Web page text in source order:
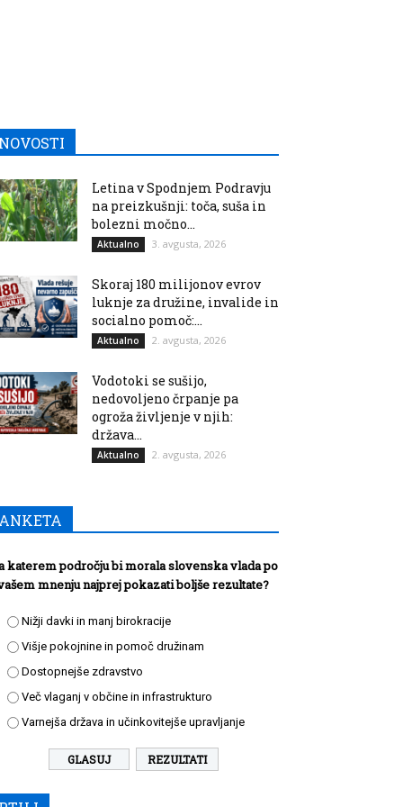
Letina v Spodnjem Podravju
na preizkušnji: toča, suša in
bolezni močno...
Aktualno 3. avgusta, 2026
Skoraj 180 milijonov evrov
luknje za družine, invalide in
socialno pomoč:...
Aktualno 2. avgusta, 2026
Vodotoki se sušijo,
nedovoljeno črpanje pa
ogroža življenje v njih:
država...
Aktualno 2. avgusta, 2026
katerem področju bi morala slovenska vlada po
mnenju najprej pokazati boljše rezultate?
Nižji davki in manj birokracije
Višje pokojnine in pomoč družinam
Dostopnejše zdravstvo
Več vlaganj v občine in infrastrukturo
Varnejša država in učinkovitejše upravljanje
REZULTATI